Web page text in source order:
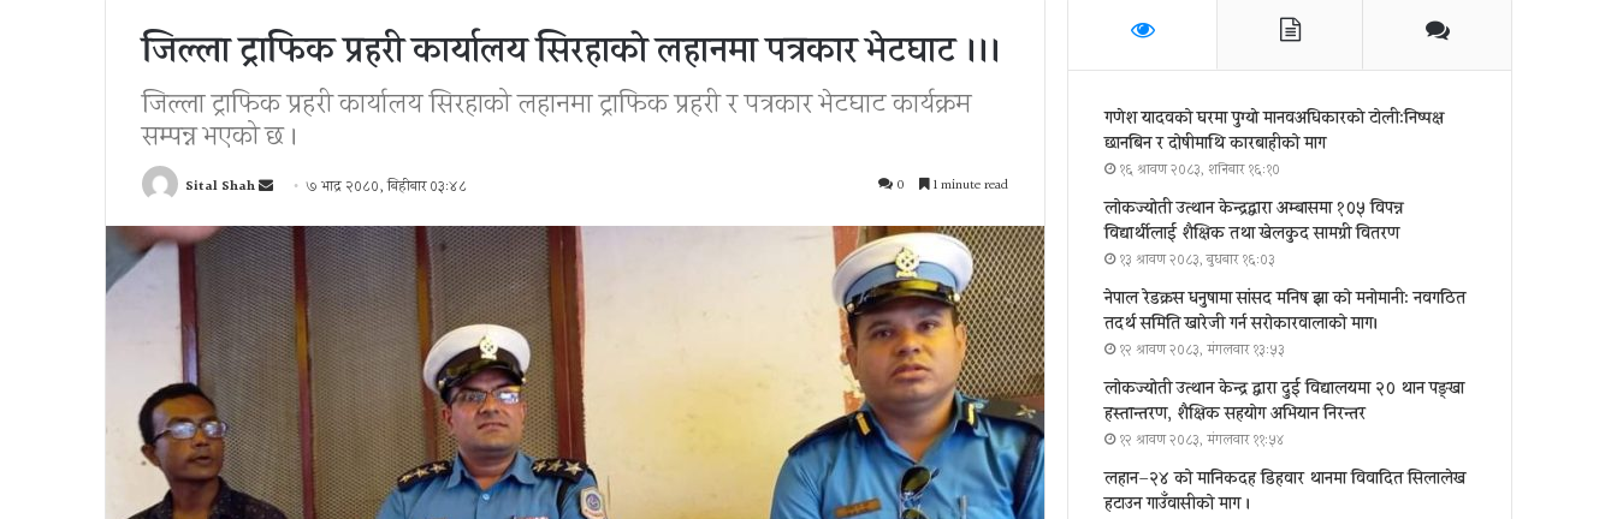
जिल्ला ट्राफिक प्रहरी कार्यालय सिरहाकाे लहानमा पत्रकार भेटघाट ।।।
जिल्ला ट्राफिक प्रहरी कार्यालय सिरहाको लहानमा ट्राफिक प्रहरी र पत्रकार भेटघाट कार्यक्रम
सम्पन्न भएको छ ।
Sital Shah
Send
email
७ भाद्र २०८०, बिहीबार ०३:४८ 0 1 minute read
गणेश यादवको घरमा पुग्याे मानवअधिकारकाे टोली:निष्पक्ष
छानबिन र दोषीमाथि कारबाहीको माग
१६ श्रावण २०८३, शनिबार १६:१०
लोकज्योती उत्थान केन्द्रद्वारा अम्बासमा १०५ विपन्न
विद्यार्थीलाई शैक्षिक तथा खेलकुद सामग्री वितरण
१३ श्रावण २०८३, बुधबार १६:०३
नेपाल रेडक्रस धनुषामा सांसद मनिष झा को मनोमानी: नवगठित
तदर्थ समिति खारेजी गर्न सरोकारवालाको माग।
१२ श्रावण २०८३, मंगलवार १३:५३
लोकज्योती उत्थान केन्द्र द्वारा दुई विद्यालयमा २० थान पङ्खा
हस्तान्तरण, शैक्षिक सहयोग अभियान निरन्तर
१२ श्रावण २०८३, मंगलवार ११:५४
लहान–२४ को मानिकदह डिहवार थानमा विवादित सिलालेख
हटाउन गाउँवासीको माग ।